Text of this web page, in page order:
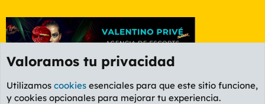
Foro General
Valoramos tu privacidad
Utilizamos cookies esenciales para que este sitio funcione,
y cookies opcionales para mejorar tu experiencia.